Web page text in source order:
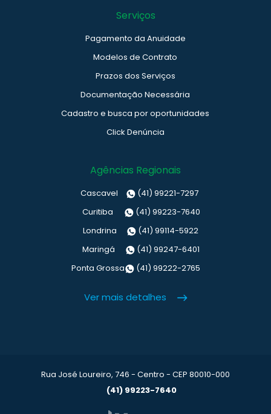
Serviços
Pagamento da Anuidade
Modelos de Contrato
Prazos dos Serviços
Documentação Necessária
Cadastro e busca por oportunidades
Click Denúncia
Agências Regionais
Cascavel
(41) 99221-7297
Curitiba
(41) 99223-7640
Londrina
(41) 99114-5922
Maringá
(41) 99247-6401
Ponta Grossa
(41) 99222-2765
Ver mais detalhes
Rua José Loureiro, 746 - Centro - CEP 80010-000
(41) 99223-7640